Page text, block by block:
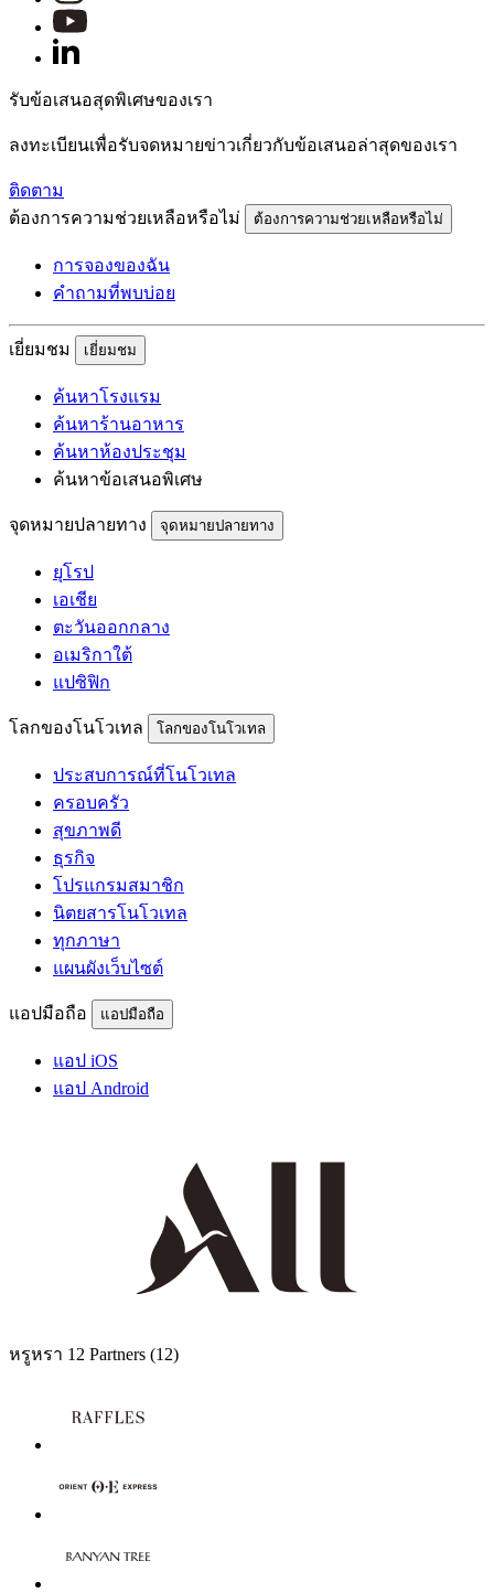
รับข้อเสนอสุดพิเศษของเรา
ลงทะเบียนเพื่อรับจดหมายข่าวเกี่ยวกับข้อเสนอล่าสุดของเรา
ติดตาม
ต้องการความช่วยเหลือหรือไม่
ต้องการความช่วยเหลือหรือไม่
การจองของฉัน
คำถามที่พบบ่อย
เยี่ยมชม เยี่ยมชม
ค้นหาโรงแรม
ค้นหาร้านอาหาร
ค้นหาห้องประชุม
ค้นหาข้อเสนอพิเศษ
จุดหมายปลายทาง จุดหมายปลายทาง
ยุโรป
เอเชีย
ตะวันออกกลาง
อเมริกาใต้
แปซิฟิก
โลกของโนโวเทล โลกของโนโวเทล
ประสบการณ์ที่โนโวเทล
ครอบครัว
สุขภาพดี
ธุรกิจ
โปรแกรมสมาชิก
นิตยสารโนโวเทล
ทุกภาษา
แผนผังเว็บไซต์
แอปมือถือ แอปมือถือ
แอป iOS
แอป Android
หรูหรา 12 Partners (12)